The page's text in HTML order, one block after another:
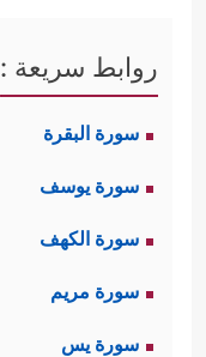
روابط سريعة :
سورة البقرة
سورة يوسف
سورة الكهف
سورة مريم
سورة يس